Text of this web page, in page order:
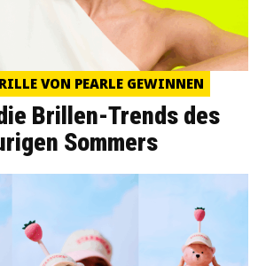
VON PEARLE GEWINNEN
Brillen-Trends des
Sommers